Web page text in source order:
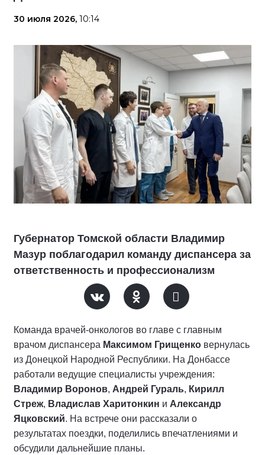
30 июля 2026, 10:14
Губернатор Томской области Владимир
Мазур поблагодарил команду диспансера за
ответственность и профессионализм
Команда врачей-онкологов во главе с главным
врачом диспансера Максимом Грищенко вернулась
из Донецкой Народной Республики. На Донбассе
работали ведущие специалисты учреждения:
Владимир Воронов, Андрей Гураль, Кирилл
Стреж, Владислав Харитонкин и Александр
Яцковский. На встрече они рассказали о
результатах поездки, поделились впечатлениями и
обсудили дальнейшие планы.